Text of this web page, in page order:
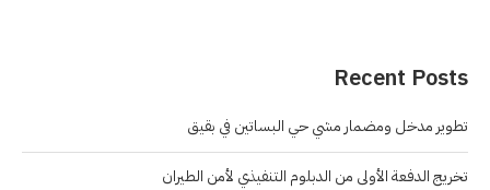
Recent Posts
تطوير مدخل ومضمار مشي حي البساتين في بقيق
تخريج الدفعة الأولى من الدبلوم التنفيذي لأمن الطيران